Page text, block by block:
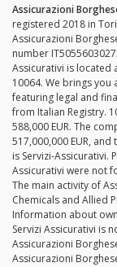
Assicurazioni
registered 2018 in
Assicurazioni
number
Assicurativi is located
10064. We brings
featuring legal and
from Italian Registry.
588,000 EUR. The
517,000,000 EUR,
is Servizi-Assicurativi.
Assicurativi were not
The main activity of
Chemicals and Allied
Information about
Servizi Assicurativi is
Assicurazioni
Assicurazioni